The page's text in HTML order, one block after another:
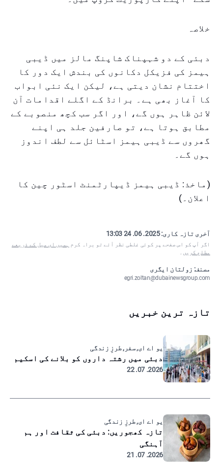
خلاصہ
دبئی کے دو شہپناک شاپنگ مالز میں ڈیبی
ہیمز کی فزیکل دکانوں کی بندش ایک دور کا
اختتام نشان دیتی ہے، لیکن ایک نئی ابواب
کا آغاز بھی ہے۔ برانڈ کے اگلے اقدامات آن
لائن ظاہر ہوں گے، اور اگر سب کچھ منصوبے کے
مطابق ہوتا ہے، تو صارفین جلد ہی اپنے
گھروں سے ڈیبی ہیمز اسٹائل سے لطف اندوز
ہوں گے۔
(ماخذ: ڈیبی ہیمز ڈیپارٹمنٹ اسٹور چین کا
اعلان۔)
آخری تازہ کاری:2025. 06. 24 13:03
اگر آپ کو اس صفحے پر کوئی غلطی نظر آئے تو براہ کرم ہمیں ای میل کے ذریعے
مطلع کریں ۔
مصنف: زولتان ایگری
egri.zoltan@dubainewsgroup.com
تازہ ترین خبریں
یو اے ای, سفر, طرزِ زندگی
دبئی میں رشتہ داروں کو بلانے کی اسکیم
2026. 07. 22
یو اے ای, طرزِ زندگی
تازہ کھجوریں: دبئی کی ثقافت اور ہم
آہنگی
2026. 07. 21